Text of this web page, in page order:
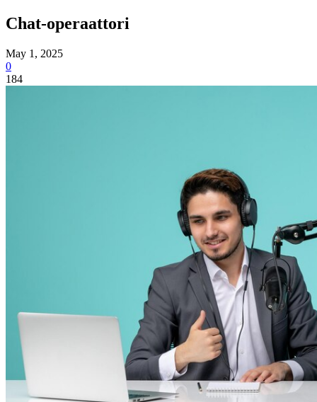
Chat-operaattori
May 1, 2025
0
184